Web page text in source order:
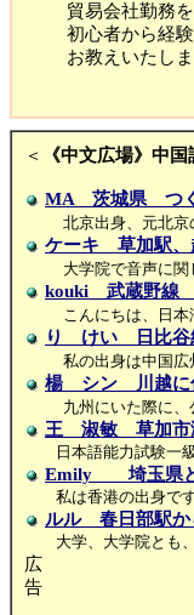
貿易会社勤務
初心者から経
お教えいたし
＜ 《中文広場》中
MA 茨城県 つ
北京出身、元北
ケーキ 草加駅、
大学院で音声に
kouki 武蔵野線
こんにちは、日
り けい 日比谷
私の出身は中国
楊 シン 川越に
九州にいた際に
王 淑敏 草加市
日本語能力試験
Emily 埼玉県と
私は香港の出身で
ルル 春日部駅か
大学、大学院とも
広
告